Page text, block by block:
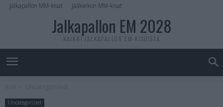
Jalkapallon MM-kisat Jääkiekon MM-kisat
Jalkapallon EM 2028
KAIKKI JALKAPALLON EM-KISOISTA
Uncategorized